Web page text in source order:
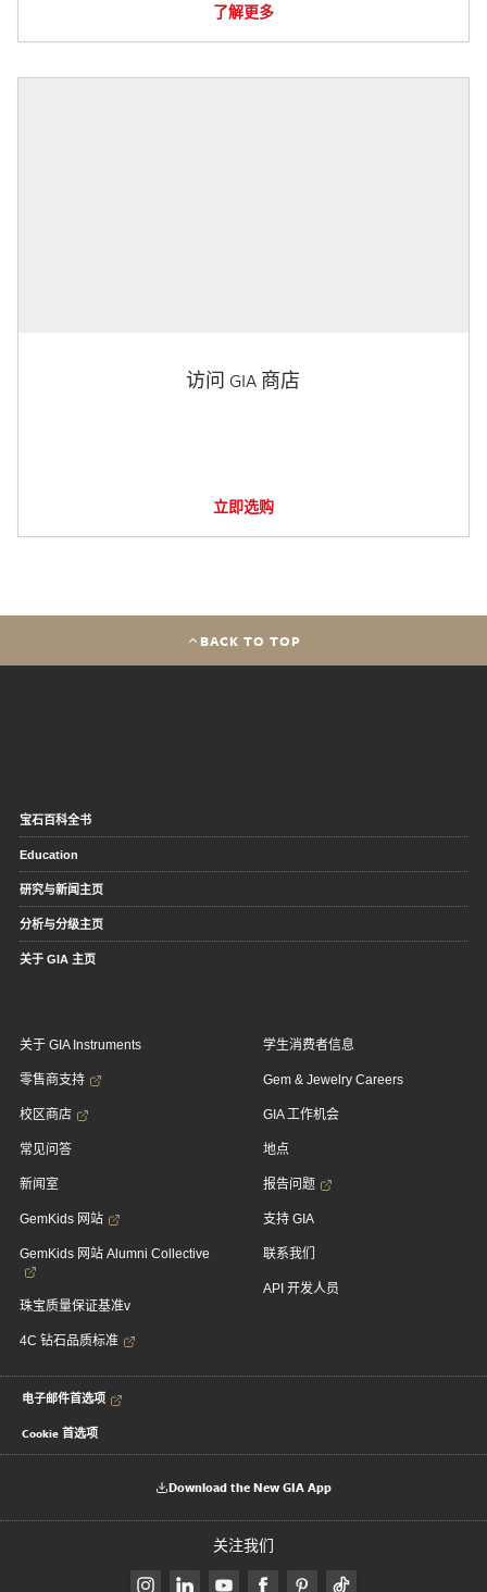
了解更多
访问 GIA 商店
立即选购
BACK TO TOP
宝石百科全书
Education
研究与新闻主页
分析与分级主页
关于 GIA 主页
关于 GIA Instruments
零售商支持
校区商店
常见问答
新闻室
GemKids 网站
GemKids 网站 Alumni Collective
珠宝质量保证基准v
4C 钻石品质标准
学生消费者信息
Gem & Jewelry Careers
GIA 工作机会
地点
报告问题
支持 GIA
联系我们
API 开发人员
电子邮件首选项
Cookie 首选项
Download the New GIA App
关注我们